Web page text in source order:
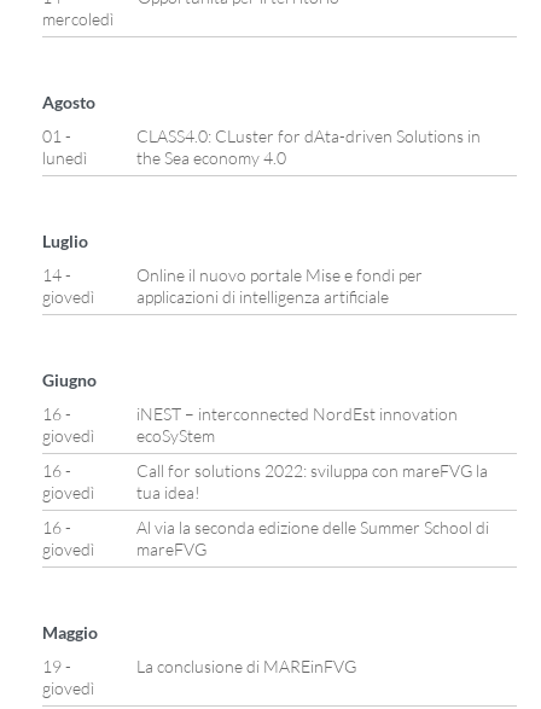
mercoledì
Agosto
01 -
lunedì
CLASS4.0: CLuster for dAta-driven Solutions in
the Sea economy 4.0
Luglio
14 -
giovedì
Online il nuovo portale Mise e fondi per
applicazioni di intelligenza artificiale
Giugno
16 -
giovedì
iNEST – interconnected NordEst innovation
ecoSyStem
16 -
giovedì
Call for solutions 2022: sviluppa con mareFVG la
tua idea!
16 -
giovedì
Al via la seconda edizione delle Summer School di
mareFVG
Maggio
19 -
giovedì
La conclusione di MAREinFVG